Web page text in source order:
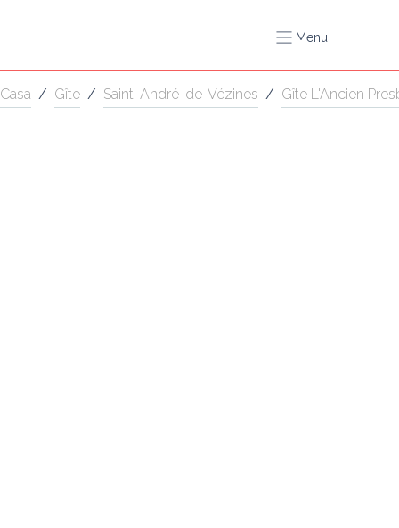
Menu
Casa / Gîte / Saint-André-de-Vézines / Gîte L'Ancien